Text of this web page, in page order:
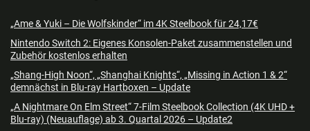
„Ame & Yuki – Die Wolfskinder“ im 4K Steelbook für 24,17€
Nintendo Switch 2: Eigenes Konsolen-Paket zusammenstellen und
Zubehör kostenlos erhalten
„Shang-High Noon“, „Shanghai Knights“, „Missing in Action 1 & 2“
demnächst in Blu-ray Hartboxen – Update
„A Nightmare On Elm Street“ 7-Film Steelbook Collection (4K UHD +
Blu-ray) (Neuauflage) ab 3. Quartal 2026 – Update2